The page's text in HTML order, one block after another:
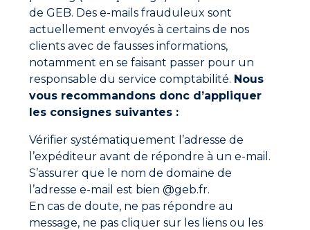
En résumé, bien que l’étiquette climat ne soit pas
spécifiquement attribuée à chaque pièce, toutes les
installations liées à la consommation d’énergie
et aux émissions de CO₂ dans les salles de bains
et douches (chauffe-eau, chauffage) sont
incluses dans le calcul global du DPEet
influencent donc indirectement l’étiquette climat du
logement.
Copyright image
Ne manquez aucune actualité
Nouveaux produits, conseils d’experts et offres
spéciales directement dans votre boîte mail.
de GEB. Des e-mails frauduleux sont
actuellement envoyés à certains de nos
clients avec de fausses informations,
notamment en se faisant passer pour un
responsable du service comptabilité. Nous
vous recommandons donc d’appliquer
les consignes suivantes :
Vérifier systématiquement l’adresse de
l’expéditeur avant de répondre à un e-mail.
S’assurer que le nom de domaine de
l’adresse e-mail est bien @geb.fr.
En cas de doute, ne pas répondre au
message, ne pas cliquer sur les liens ou les